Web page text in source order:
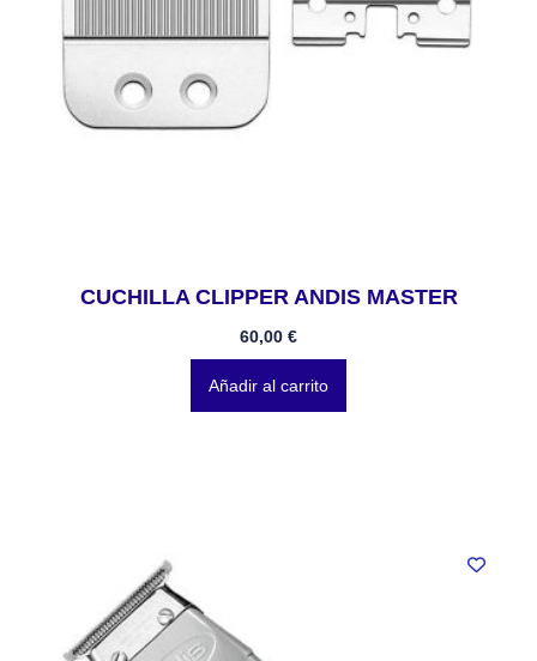
CUCHILLA CLIPPER ANDIS MASTER
60,00 €
Añadir al carrito